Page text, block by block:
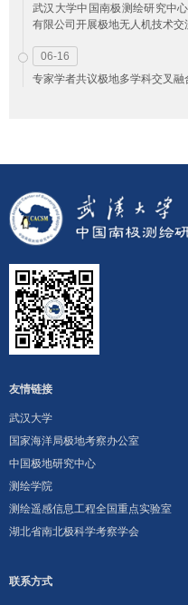
武汉大学中国南极测绘研究中
有限公司开展极地无人机技术交
06-16
专家学者共议极地多学科交叉融
友情链接
武汉大学
国家海洋局极地考察办公室
中国极地研究中心
测绘学院
测绘遥感信息工程全国重点实验室
湖北省南北极科学考察学会
联系方式